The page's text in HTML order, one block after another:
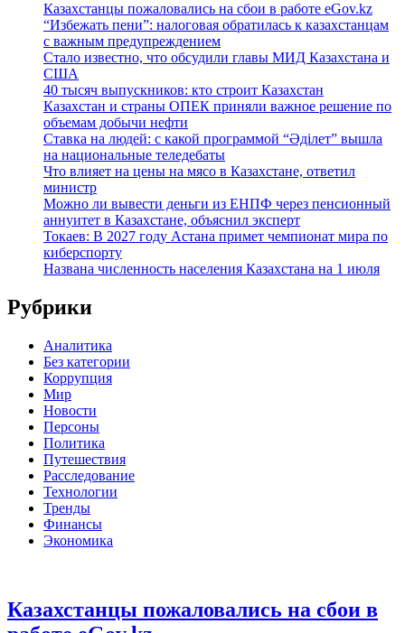
Казахстанцы пожаловались на сбои в работе eGov.kz
“Избежать пени”: налоговая обратилась к казахстанцам
с важным предупреждением
Стало известно, что обсудили главы МИД Казахстана и
США
40 тысяч выпускников: кто строит Казахстан
Казахстан и страны ОПЕК приняли важное решение по
объемам добычи нефти
Ставка на людей: с какой программой “Әділет” вышла
на национальные теледебаты
Что влияет на цены на мясо в Казахстане, ответил
министр
Можно ли вывести деньги из ЕНПФ через пенсионный
аннуитет в Казахстане, объяснил эксперт
Токаев: В 2027 году Астана примет чемпионат мира по
киберспорту
Названа численность населения Казахстана на 1 июля
Рубрики
Аналитика
Без категории
Коррупция
Мир
Новости
Персоны
Политика
Путешествия
Расследование
Технологии
Тренды
Финансы
Экономика
Казахстанцы пожаловались на сбои в